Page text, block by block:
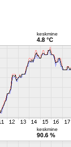
keskmine
4.8 °C
keskmine
90.6 %